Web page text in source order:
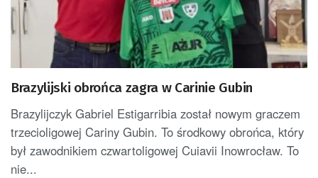
Brazylijski obrońca zagra w Carinie Gubin
Brazylijczyk Gabriel Estigarribia został nowym graczem
trzecioligowej Cariny Gubin. To środkowy obrońca, który
był zawodnikiem czwartoligowej Cuiavii Inowrocław. To
nie...